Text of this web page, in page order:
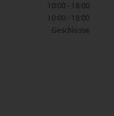
10:00 - 18:00
10:00 - 18:00
Geschlosse